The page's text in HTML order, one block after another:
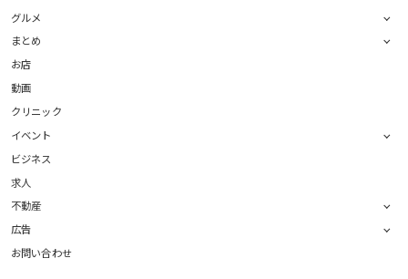
グルメ
まとめ
お店
動画
クリニック
イベント
ビジネス
求人
不動産
広告
お問い合わせ